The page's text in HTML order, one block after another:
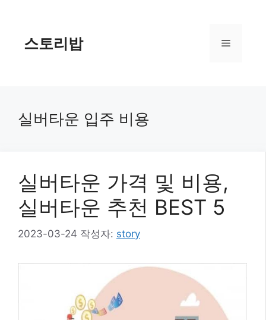
스토리밥 메
실버타운 입주 비용
실버타운 가격 및 비용,
실버타운 추천 BEST 5
2023-03-24 작성자: story